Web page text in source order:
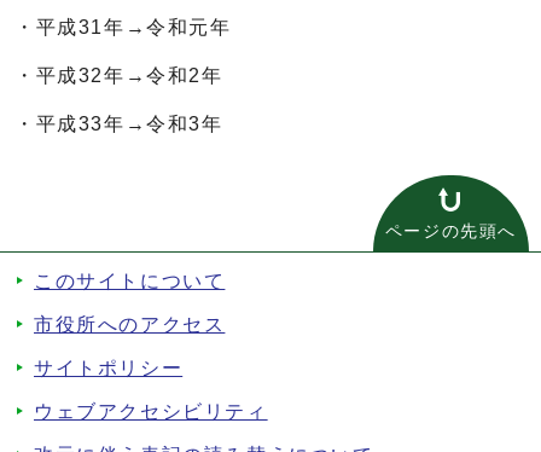
・平成31年→令和元年
・平成32年→令和2年
・平成33年→令和3年
ページの先頭へ
このサイトについて
市役所へのアクセス
サイトポリシー
ウェブアクセシビリティ